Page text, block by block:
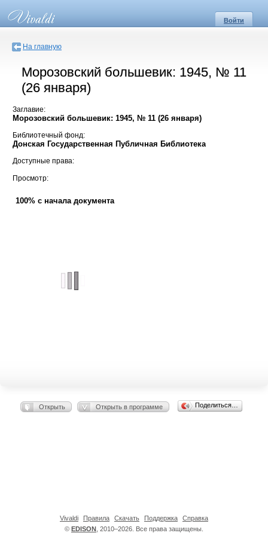
Войти
На главную
Морозовский большевик: 1945, № 11
(26 января)
Заглавие:
Морозовский большевик: 1945, № 11 (26 января)
Библиотечный фонд:
Донская Государственная Публичная Библиотека
Доступные права:
Просмотр:
100% с начала документа
Открыть Открыть в программе Поделиться…
© EDISON , 2010–2026. Все права защищены.
Vivaldi Правила Скачать Поддержка Справка